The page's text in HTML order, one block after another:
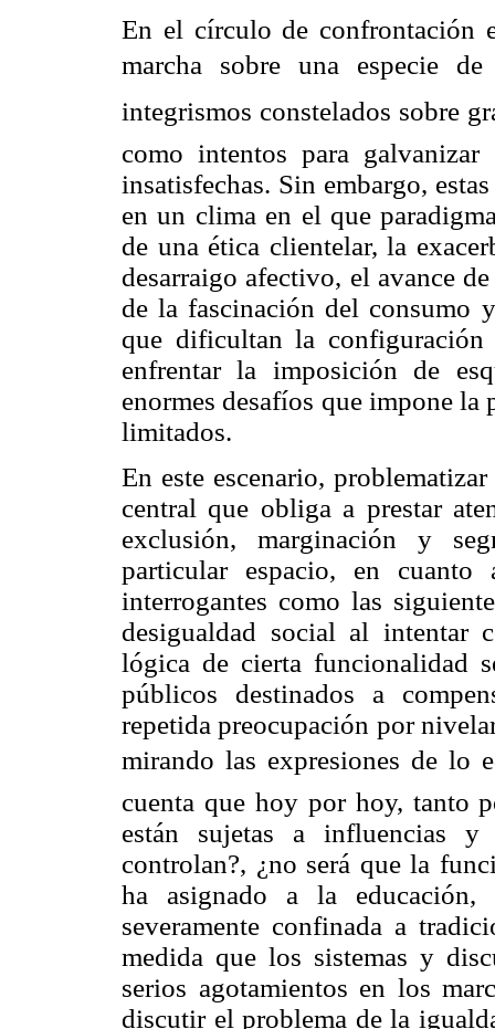
En el círculo de confrontación
marcha sobre una especie de
integrismos constelados sobre
como intentos para
insatisfechas. Sin embargo,
en un clima en el que
de una ética clientelar, la
desarraigo afectivo, el avance
de la fascinación del consumo
que dificultan la configuración
enfrentar la imposición de
enormes desafíos que impone la
limitados.
En este escenario,
central que obliga a prestar
exclusión, marginación y
particular espacio, en cuanto
interrogantes como las
desigualdad social al intentar
lógica de cierta funcionalidad
públicos destinados a
repetida preocupación por
mirando las expresiones de lo
cuenta que hoy por hoy, tanto
están sujetas a influencias y
controlan?, ¿no será que la
ha asignado a la
severamente confinada a
medida que los sistemas y
serios agotamientos en los
discutir el problema de la